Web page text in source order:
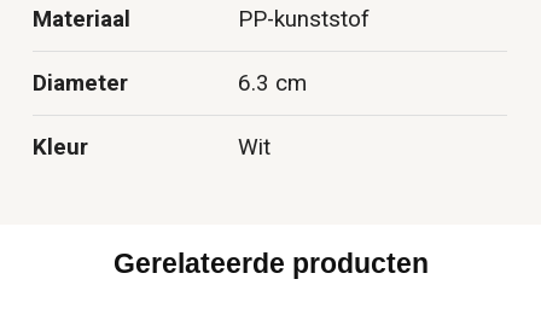
Materiaal PP-kunststof
Diameter 6.3 cm
Kleur Wit
Gerelateerde producten